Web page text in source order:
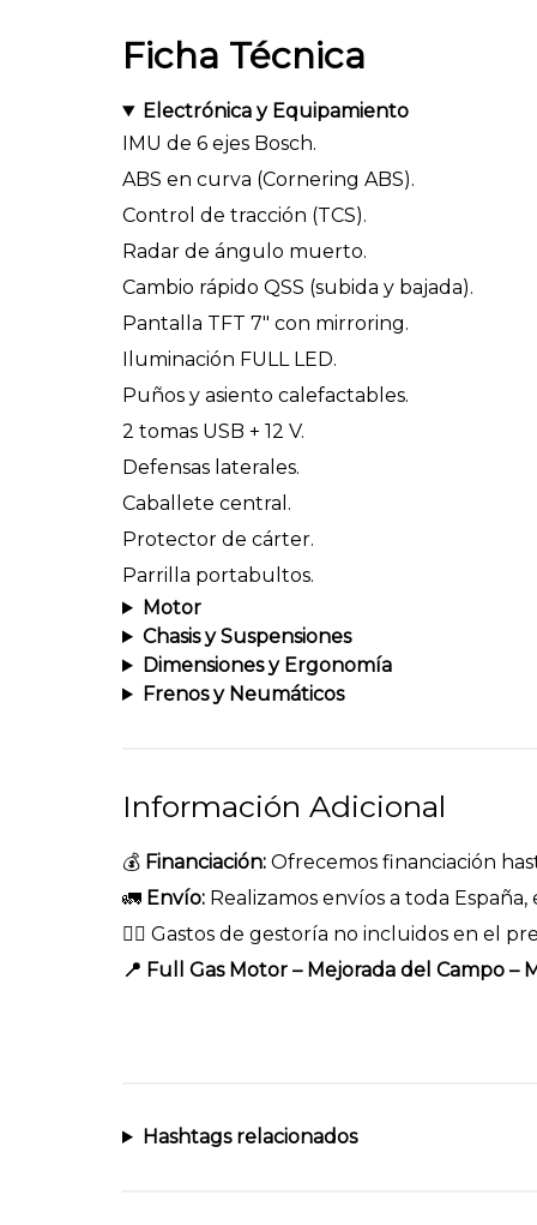
Ficha Técnica
Electrónica y Equipamiento
IMU de 6 ejes Bosch.
ABS en curva (Cornering ABS).
Control de tracción (TCS).
Radar de ángulo muerto.
Cambio rápido QSS (subida y bajada).
Pantalla TFT 7″ con mirroring.
Iluminación FULL LED.
Puños y asiento calefactables.
2 tomas USB + 12 V.
Defensas laterales.
Caballete central.
Protector de cárter.
Parrilla portabultos.
Motor
Chasis y Suspensiones
Dimensiones y Ergonomía
Frenos y Neumáticos
Información Adicional
💰 Financiación: Ofrecemos financiación
🚛 Envío: Realizamos envíos a toda
👉🏻 Gastos de gestoría no incluidos en el
📍 Full Gas Motor – Mejorada del Campo –
Hashtags relacionados